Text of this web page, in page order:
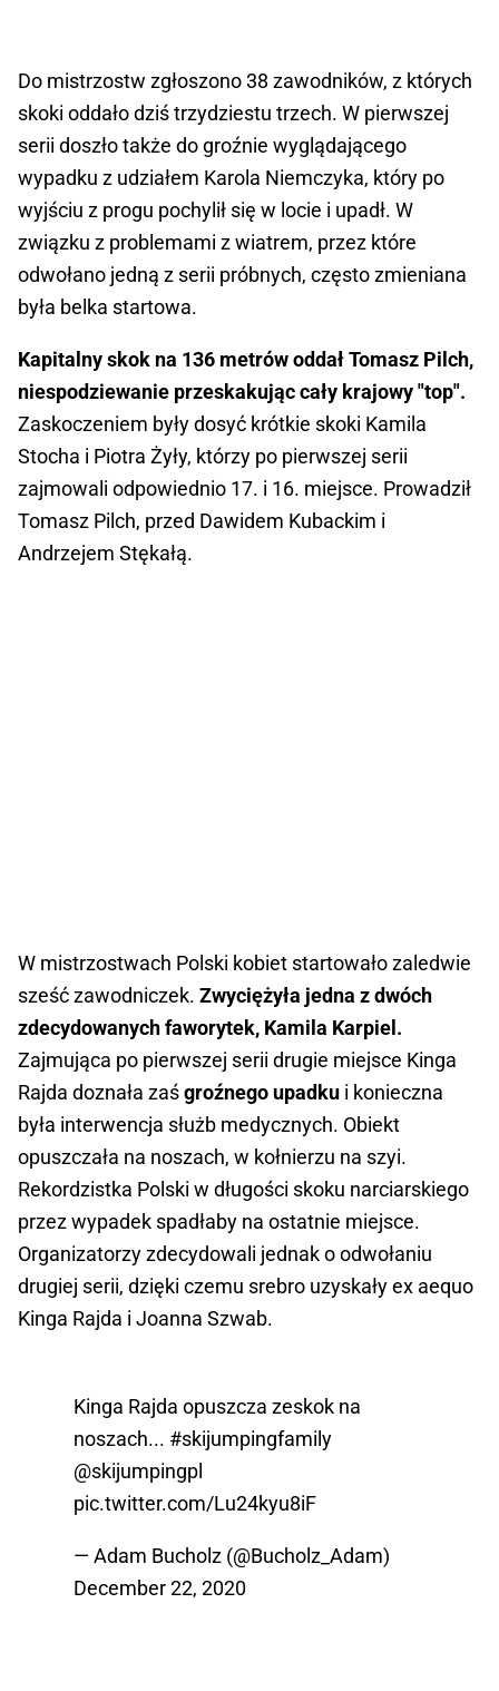
Do mistrzostw zgłoszono 38 zawodników, z których
skoki oddało dziś trzydziestu trzech. W pierwszej
serii doszło także do groźnie wyglądającego
wypadku z udziałem Karola Niemczyka, który po
wyjściu z progu pochylił się w locie i upadł. W
związku z problemami z wiatrem, przez które
odwołano jedną z serii próbnych, często zmieniana
była belka startowa.
Kapitalny skok na 136 metrów oddał Tomasz Pilch,
niespodziewanie przeskakując cały krajowy "top".
Zaskoczeniem były dosyć krótkie skoki Kamila
Stocha i Piotra Żyły, którzy po pierwszej serii
zajmowali odpowiednio 17. i 16. miejsce. Prowadził
Tomasz Pilch, przed Dawidem Kubackim i
Andrzejem Stękałą.
W mistrzostwach Polski kobiet startowało zaledwie
sześć zawodniczek. Zwyciężyła jedna z dwóch
zdecydowanych faworytek, Kamila Karpiel.
Zajmująca po pierwszej serii drugie miejsce Kinga
Rajda doznała zaśgroźnego upadku i konieczna
była interwencja służb medycznych. Obiekt
opuszczała na noszach, w kołnierzu na szyi.
Rekordzistka Polski w długości skoku narciarskiego
przez wypadek spadłaby na ostatnie miejsce.
Organizatorzy zdecydowali jednak o odwołaniu
drugiej serii, dzięki czemu srebro uzyskały ex aequo
Kinga Rajda i Joanna Szwab.
Kinga Rajda opuszcza zeskok na
noszach... #skijumpingfamily
@skijumpingpl
pic.twitter.com/Lu24kyu8iF
— Adam Bucholz (@Bucholz_Adam)
December 22, 2020